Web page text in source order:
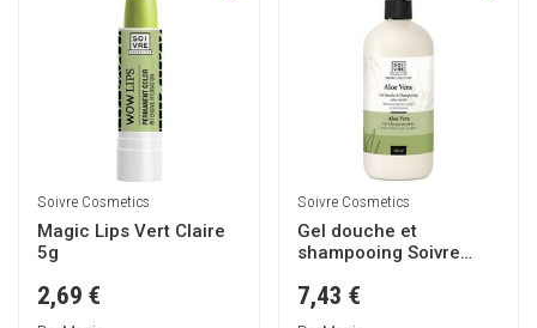
Soivre Cosmetics
Magic Lips Vert Claire
5g
2,69 €
Soivre Cosmetics
Gel douche et
shampooing Soivre
7,43 €